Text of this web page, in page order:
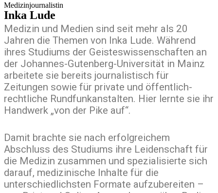
Medizinjournalistin
Inka Lude
Medizin und Medien sind seit mehr als 20
Jahren die Themen von Inka Lude. Während
ihres Studiums der Geisteswissenschaften an
der Johannes-Gutenberg-Universität in Mainz
arbeitete sie bereits journalistisch für
Zeitungen sowie für private und öffentlich-
rechtliche Rundfunkanstalten. Hier lernte sie ihr
Handwerk „von der Pike auf“.
Damit brachte sie nach erfolgreichem
Abschluss des Studiums ihre Leidenschaft für
die Medizin zusammen und spezialisierte sich
darauf, medizinische Inhalte für die
unterschiedlichsten Formate aufzubereiten –